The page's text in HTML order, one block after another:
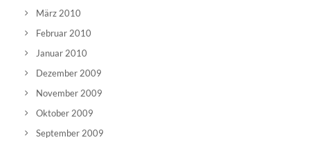
März 2010
Februar 2010
Januar 2010
Dezember 2009
November 2009
Oktober 2009
September 2009